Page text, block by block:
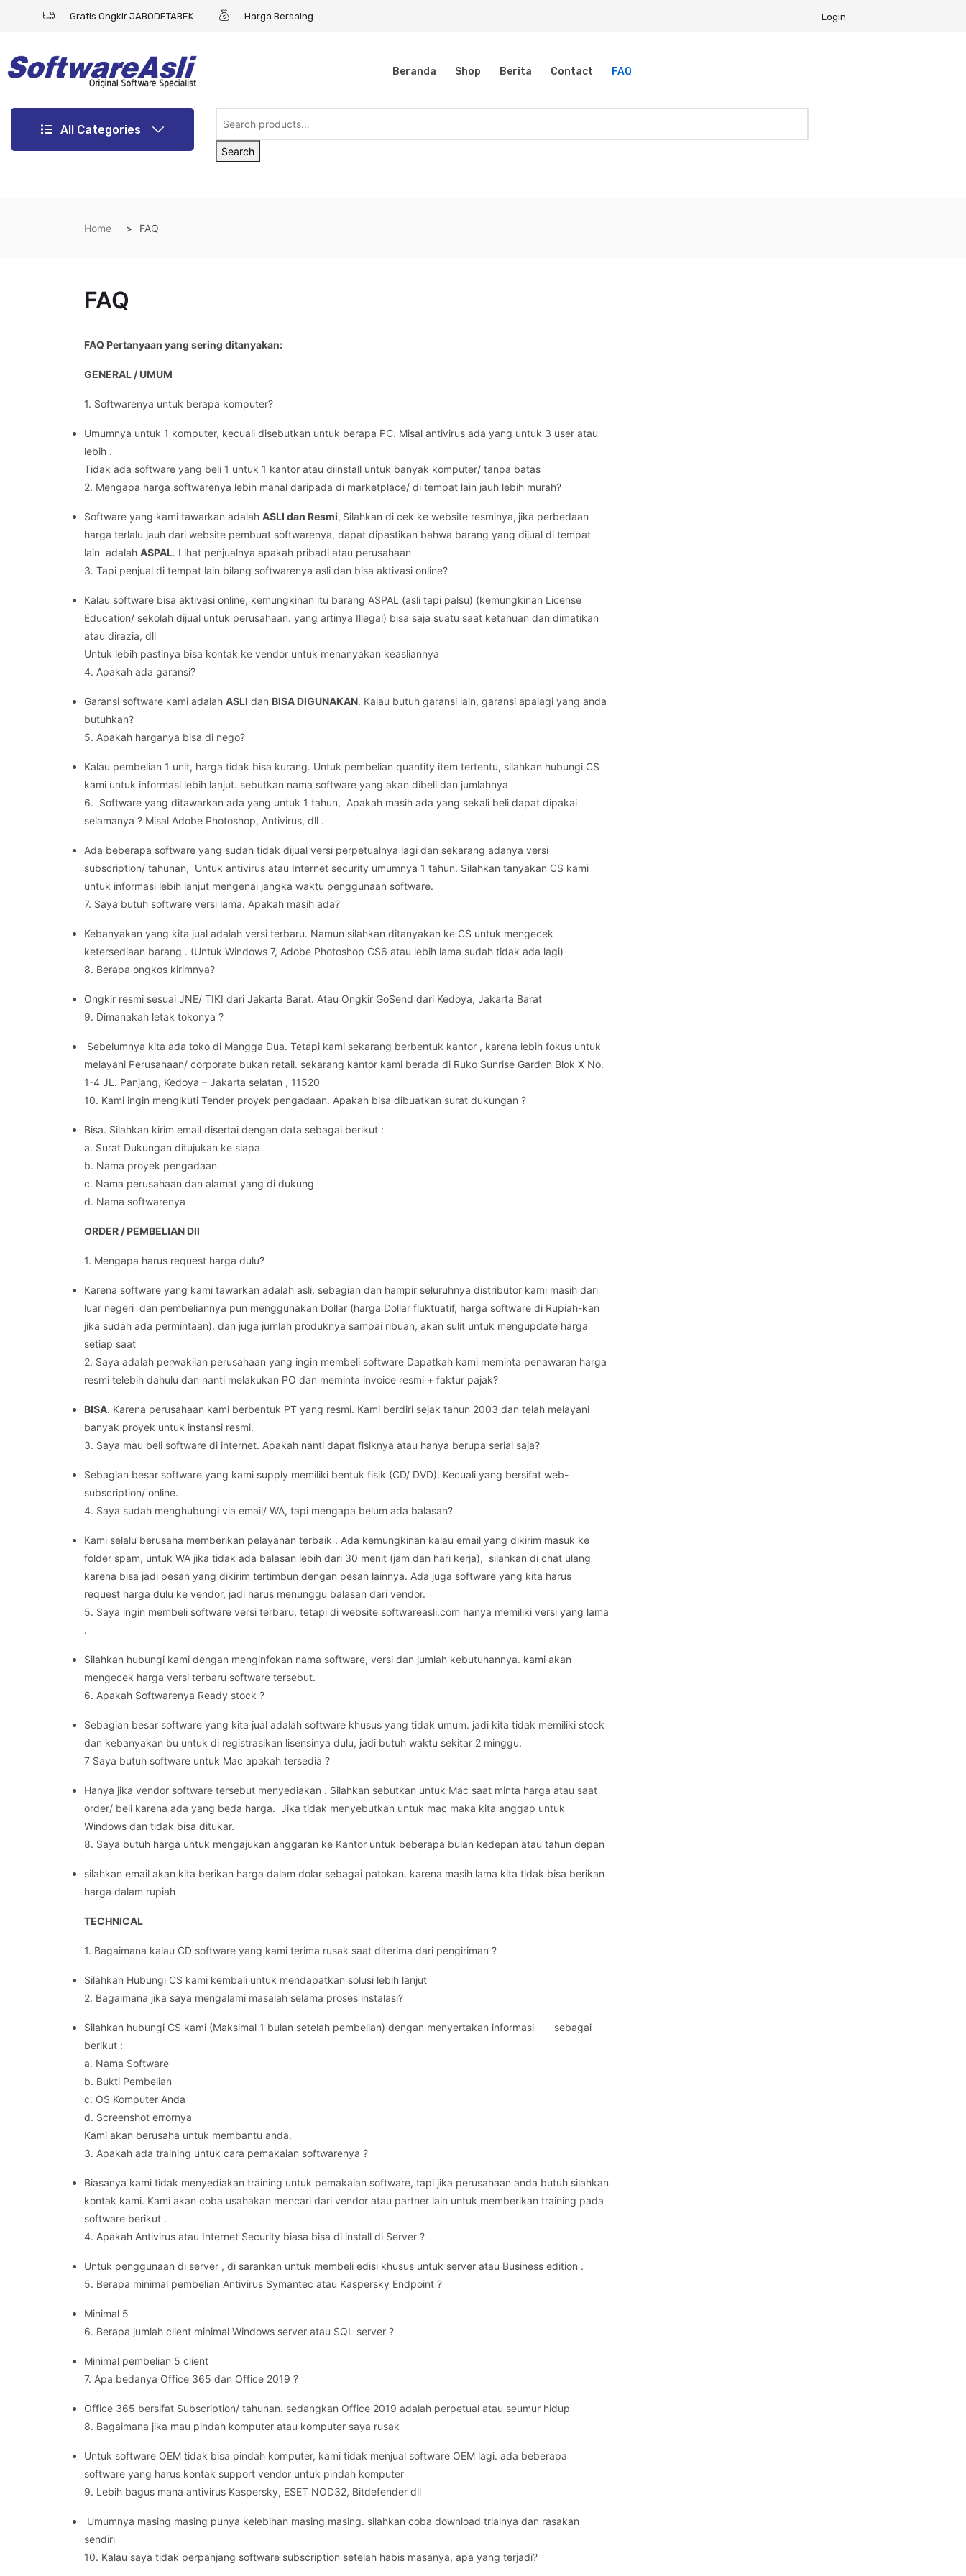
Gratis Ongkir JABODETABEK Harga Bersaing Login
Beranda Shop Berita Contact FAQ
All Categories
Search
Home FAQ
FAQ
FAQ Pertanyaan yang sering ditanyakan:
GENERAL / UMUM
1. Softwarenya untuk berapa komputer?
Umumnya untuk 1 komputer, kecuali disebutkan untuk berapa PC. Misal antivirus ada yang untuk 3 user atau
lebih .
Tidak ada software yang beli 1 untuk 1 kantor atau diinstall untuk banyak komputer/ tanpa batas
2. Mengapa harga softwarenya lebih mahal daripada di marketplace/ di tempat lain jauh lebih murah?
Software yang kami tawarkan adalah ASLI dan Resmi, Silahkan di cek ke website resminya, jika perbedaan
harga terlalu jauh dari website pembuat softwarenya, dapat dipastikan bahwa barang yang dijual di tempat
lain adalah ASPAL. Lihat penjualnya apakah pribadi atau perusahaan
3. Tapi penjual di tempat lain bilang softwarenya asli dan bisa aktivasi online?
Kalau software bisa aktivasi online, kemungkinan itu barang ASPAL (asli tapi palsu) (kemungkinan License
Education/ sekolah dijual untuk perusahaan. yang artinya Illegal) bisa saja suatu saat ketahuan dan dimatikan
atau dirazia, dll
Untuk lebih pastinya bisa kontak ke vendor untuk menanyakan keasliannya
4. Apakah ada garansi?
Garansi software kami adalah ASLI dan BISA DIGUNAKAN. Kalau butuh garansi lain, garansi apalagi yang anda
butuhkan?
5. Apakah harganya bisa di nego?
Kalau pembelian 1 unit, harga tidak bisa kurang. Untuk pembelian quantity item tertentu, silahkan hubungi CS
kami untuk informasi lebih lanjut. sebutkan nama software yang akan dibeli dan jumlahnya
6. Software yang ditawarkan ada yang untuk 1 tahun, Apakah masih ada yang sekali beli dapat dipakai
selamanya ? Misal Adobe Photoshop, Antivirus, dll .
Ada beberapa software yang sudah tidak dijual versi perpetualnya lagi dan sekarang adanya versi
subscription/ tahunan, Untuk antivirus atau Internet security umumnya 1 tahun. Silahkan tanyakan CS kami
untuk informasi lebih lanjut mengenai jangka waktu penggunaan software.
7. Saya butuh software versi lama. Apakah masih ada?
Kebanyakan yang kita jual adalah versi terbaru. Namun silahkan ditanyakan ke CS untuk mengecek
ketersediaan barang . (Untuk Windows 7, Adobe Photoshop CS6 atau lebih lama sudah tidak ada lagi)
8. Berapa ongkos kirimnya?
Ongkir resmi sesuai JNE/ TIKI dari Jakarta Barat. Atau Ongkir GoSend dari Kedoya, Jakarta Barat
9. Dimanakah letak tokonya ?
Sebelumnya kita ada toko di Mangga Dua. Tetapi kami sekarang berbentuk kantor , karena lebih fokus untuk
melayani Perusahaan/ corporate bukan retail. sekarang kantor kami berada di Ruko Sunrise Garden Blok X No.
1-4 JL. Panjang, Kedoya – Jakarta selatan , 11520
10. Kami ingin mengikuti Tender proyek pengadaan. Apakah bisa dibuatkan surat dukungan ?
Bisa. Silahkan kirim email disertai dengan data sebagai berikut :
a. Surat Dukungan ditujukan ke siapa
b. Nama proyek pengadaan
c. Nama perusahaan dan alamat yang di dukung
d. Nama softwarenya
ORDER / PEMBELIAN Dll
1. Mengapa harus request harga dulu?
Karena software yang kami tawarkan adalah asli, sebagian dan hampir seluruhnya distributor kami masih dari
luar negeri dan pembeliannya pun menggunakan Dollar (harga Dollar fluktuatif, harga software di Rupiah-kan
jika sudah ada permintaan). dan juga jumlah produknya sampai ribuan, akan sulit untuk mengupdate harga
setiap saat
2. Saya adalah perwakilan perusahaan yang ingin membeli software Dapatkah kami meminta penawaran harga
resmi telebih dahulu dan nanti melakukan PO dan meminta invoice resmi + faktur pajak?
BISA. Karena perusahaan kami berbentuk PT yang resmi. Kami berdiri sejak tahun 2003 dan telah melayani
banyak proyek untuk instansi resmi.
3. Saya mau beli software di internet. Apakah nanti dapat fisiknya atau hanya berupa serial saja?
Sebagian besar software yang kami supply memiliki bentuk fisik (CD/ DVD). Kecuali yang bersifat web-
subscription/ online.
4. Saya sudah menghubungi via email/ WA, tapi mengapa belum ada balasan?
Kami selalu berusaha memberikan pelayanan terbaik . Ada kemungkinan kalau email yang dikirim masuk ke
folder spam, untuk WA jika tidak ada balasan lebih dari 30 menit (jam dan hari kerja), silahkan di chat ulang
karena bisa jadi pesan yang dikirim tertimbun dengan pesan lainnya. Ada juga software yang kita harus
request harga dulu ke vendor, jadi harus menunggu balasan dari vendor.
5. Saya ingin membeli software versi terbaru, tetapi di website softwareasli.com hanya memiliki versi yang lama
.
Silahkan hubungi kami dengan menginfokan nama software, versi dan jumlah kebutuhannya. kami akan
mengecek harga versi terbaru software tersebut.
6. Apakah Softwarenya Ready stock ?
Sebagian besar software yang kita jual adalah software khusus yang tidak umum. jadi kita tidak memiliki stock
dan kebanyakan bu untuk di registrasikan lisensinya dulu, jadi butuh waktu sekitar 2 minggu.
7 Saya butuh software untuk Mac apakah tersedia ?
Hanya jika vendor software tersebut menyediakan . Silahkan sebutkan untuk Mac saat minta harga atau saat
order/ beli karena ada yang beda harga. Jika tidak menyebutkan untuk mac maka kita anggap untuk
Windows dan tidak bisa ditukar.
8. Saya butuh harga untuk mengajukan anggaran ke Kantor untuk beberapa bulan kedepan atau tahun depan
silahkan email akan kita berikan harga dalam dolar sebagai patokan. karena masih lama kita tidak bisa berikan
harga dalam rupiah
TECHNICAL
1. Bagaimana kalau CD software yang kami terima rusak saat diterima dari pengiriman ?
Silahkan Hubungi CS kami kembali untuk mendapatkan solusi lebih lanjut
2. Bagaimana jika saya mengalami masalah selama proses instalasi?
Silahkan hubungi CS kami (Maksimal 1 bulan setelah pembelian) dengan menyertakan informasi sebagai
berikut :
a. Nama Software
b. Bukti Pembelian
c. OS Komputer Anda
d. Screenshot errornya
Kami akan berusaha untuk membantu anda.
3. Apakah ada training untuk cara pemakaian softwarenya ?
Biasanya kami tidak menyediakan training untuk pemakaian software, tapi jika perusahaan anda butuh silahkan
kontak kami. Kami akan coba usahakan mencari dari vendor atau partner lain untuk memberikan training pada
software berikut .
4. Apakah Antivirus atau Internet Security biasa bisa di install di Server ?
Untuk penggunaan di server , di sarankan untuk membeli edisi khusus untuk server atau Business edition .
5. Berapa minimal pembelian Antivirus Symantec atau Kaspersky Endpoint ?
Minimal 5
6. Berapa jumlah client minimal Windows server atau SQL server ?
Minimal pembelian 5 client
7. Apa bedanya Office 365 dan Office 2019 ?
Office 365 bersifat Subscription/ tahunan. sedangkan Office 2019 adalah perpetual atau seumur hidup
8. Bagaimana jika mau pindah komputer atau komputer saya rusak
Untuk software OEM tidak bisa pindah komputer, kami tidak menjual software OEM lagi. ada beberapa
software yang harus kontak support vendor untuk pindah komputer
9. Lebih bagus mana antivirus Kaspersky, ESET NOD32, Bitdefender dll
Umumnya masing masing punya kelebihan masing masing. silahkan coba download trialnya dan rasakan
sendiri
10. Kalau saya tidak perpanjang software subscription setelah habis masanya, apa yang terjadi?